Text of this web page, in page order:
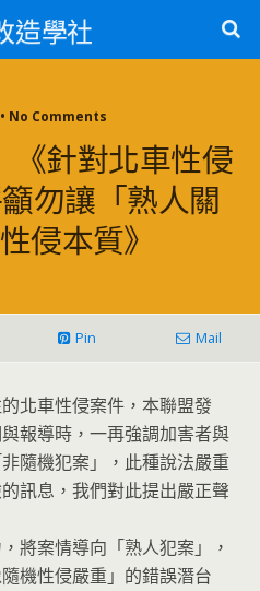
造學社
2025-10-17 • No Comments
《針對北車性侵
勿讓「熟人關
侵本質》
Pin Mail
北車性侵案件，本聯盟發
報導時，一再強調加害者與
隨機犯案」，此種說法嚴重
訊息，我們對此提出嚴正聲
將案情導向「熟人犯案」，
機性侵嚴重」的錯誤潛台